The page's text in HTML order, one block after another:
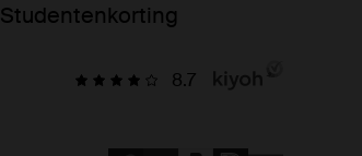
Studentenkorting
8.7